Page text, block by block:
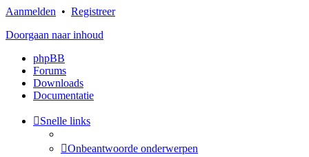
Aanmelden • Registreer
Doorgaan naar inhoud
phpBB
Forums
Downloads
Documentatie
Snelle links
Onbeantwoorde onderwerpen